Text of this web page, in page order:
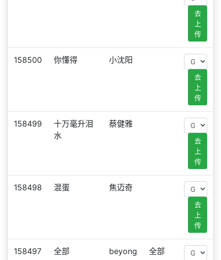
去
上
传
158500 你懂得 小沈阳
去
上
传
158499
十万毫升泪
水
蔡健雅
去
上
传
158498 混蛋 焦迈奇
去
上
传
158497 全部 beyong 全部